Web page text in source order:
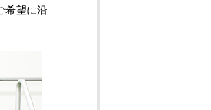
希望に沿